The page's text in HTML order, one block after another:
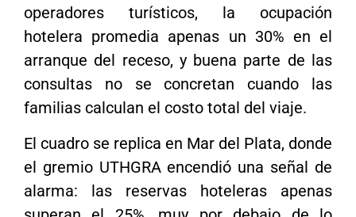
operadores turísticos, la ocupación
hotelera promedia apenas un 30% en el
arranque del receso, y buena parte de las
consultas no se concretan cuando las
familias calculan el costo total del viaje.
El cuadro se replica en Mar del Plata, donde
el gremio UTHGRA encendió una señal de
alarma: las reservas hoteleras apenas